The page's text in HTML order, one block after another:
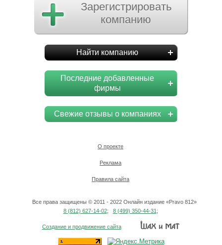
Зарегистрировать
компанию
Найти компанию
Последние добавленные
фирмы
Свежие отзывы о компаниях
О проекте
Реклама
Правила сайта
Все права защищены © 2011 - 2022 Онлайн издание «Pravo 812»
8 (812) 627-14-02; 8 (499) 350-44-31 ;
Создание и продвижение сайта